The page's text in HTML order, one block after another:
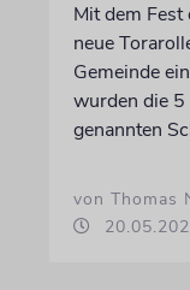
Mit dem
neue
Gemeinde
wurden die 5
genannten
von Thomas